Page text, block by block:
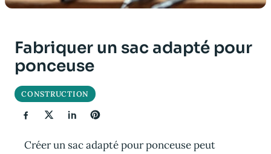
Fabriquer un sac adapté pour
ponceuse
CONSTRUCTION
Créer un sac adapté pour ponceuse peut